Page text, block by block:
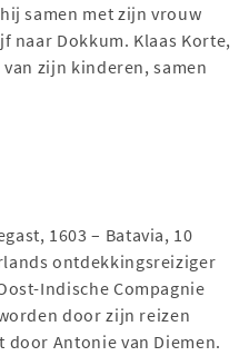
samen met zijn vrouw
naar Dokkum. Klaas Korte,
zijn kinderen, samen
1603 – Batavia, 10
ontdekkingsreiziger
Indische Compagnie
door zijn reizen
door Antonie van Diemen.